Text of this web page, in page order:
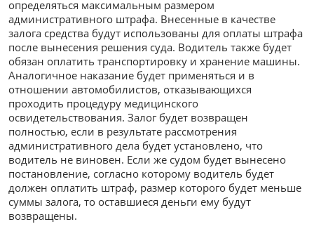
определяться максимальным размером
административного штрафа. Внесенные в качестве
залога средства будут использованы для оплаты штрафа
после вынесения решения суда. Водитель также будет
обязан оплатить транспортировку и хранение машины.
Аналогичное наказание будет применяться и в
отношении автомобилистов, отказывающихся
проходить процедуру медицинского
освидетельствования. Залог будет возвращен
полностью, если в результате рассмотрения
административного дела будет установлено, что
водитель не виновен. Если же судом будет вынесено
постановление, согласно которому водитель будет
должен оплатить штраф, размер которого будет меньше
суммы залога, то оставшиеся деньги ему будут
возвращены.